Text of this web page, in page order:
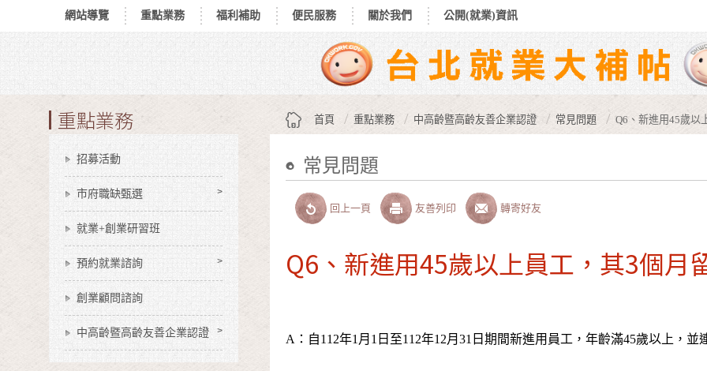
跳到主要內容區塊
網站導覽 重點業務 福利補助 便民服務 關於我們 公開(就業)資訊
重點業務
招募活動
市府職缺甄選
就業+創業研習班
預約就業諮詢
創業顧問諮詢
中高齡暨高齡友善企業認證
首頁 重點業務 中高齡暨高齡友善企業認證 常見問題 Q6、新進用45歲以
常見問題
回上一頁 友善列印 轉寄好友
Q6、新進用45歲以上員工，其3個月
A：自112年1月1日至112年12月31日期間新進用員工，年齡滿45歲以上，並